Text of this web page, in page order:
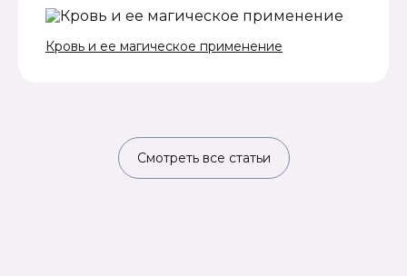
Кровь и ее магическое применение
Смотреть все статьи